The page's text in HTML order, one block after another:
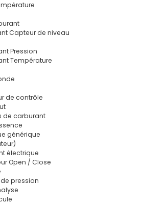
Capteur de niveau
Pression
Température
de contrôle
de carburant
générique
électrique
Open / Close
pression